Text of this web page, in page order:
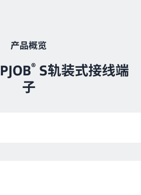
产品概览
® S轨装式接线端
子